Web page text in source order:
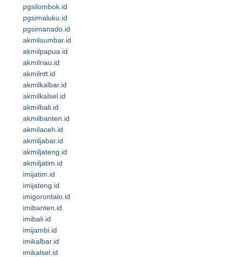
pgsilombok.id
pgsimaluku.id
pgsimanado.id
akmilsumbar.id
akmilpapua.id
akmilriau.id
akmilntt.id
akmilkalbar.id
akmilkalsel.id
akmilbali.id
akmilbanten.id
akmilaceh.id
akmiljabar.id
akmiljateng.id
akmiljatim.id
imijatim.id
imijateng.id
imigorontalo.id
imibanten.id
imibali.id
imijambi.id
imikalbar.id
imikalsel.id